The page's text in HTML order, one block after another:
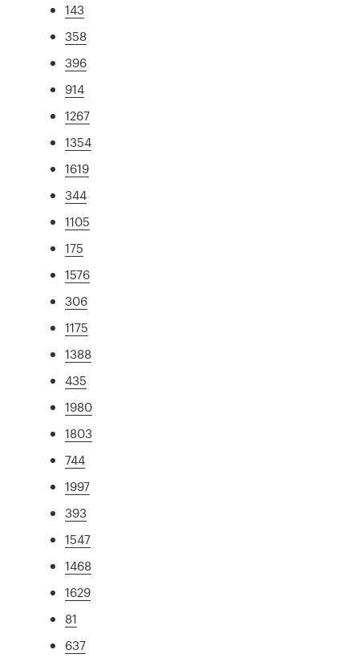
143
358
396
914
1267
1354
1619
344
1105
175
1576
306
1175
1388
435
1980
1803
744
1997
393
1547
1468
1629
81
637